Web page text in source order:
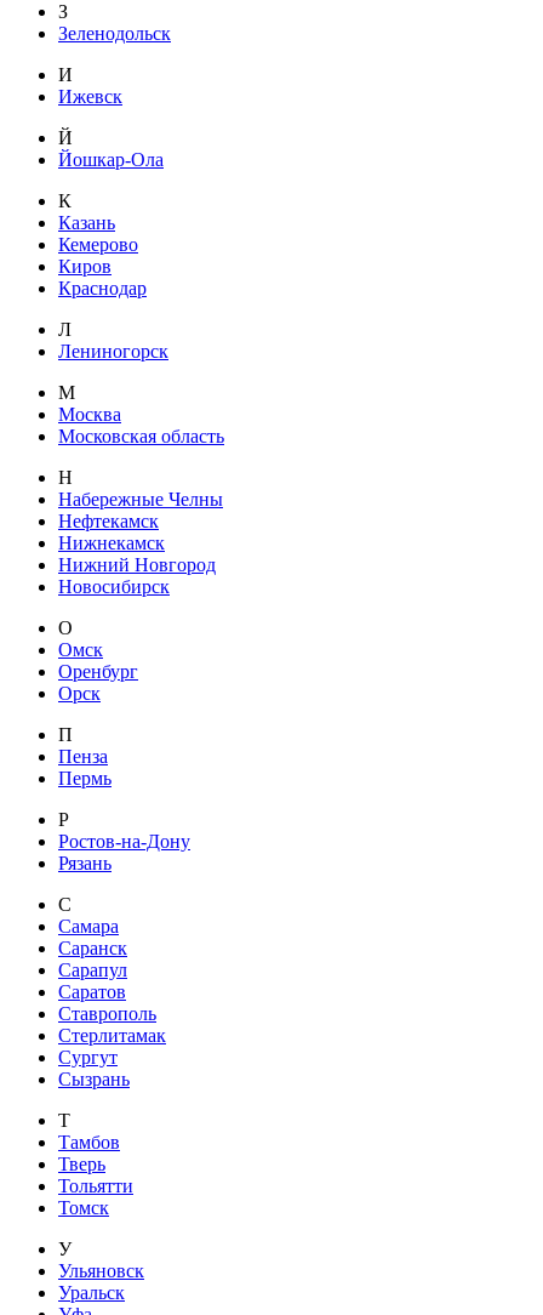
З
Зеленодольск
И
Ижевск
Й
Йошкар-Ола
К
Казань
Кемерово
Киров
Краснодар
Л
Лениногорск
М
Москва
Московская область
Н
Набережные Челны
Нефтекамск
Нижнекамск
Нижний Новгород
Новосибирск
О
Омск
Оренбург
Орск
П
Пенза
Пермь
Р
Ростов-на-Дону
Рязань
С
Самара
Саранск
Сарапул
Саратов
Ставрополь
Стерлитамак
Сургут
Сызрань
Т
Тамбов
Тверь
Тольятти
Томск
У
Ульяновск
Уральск